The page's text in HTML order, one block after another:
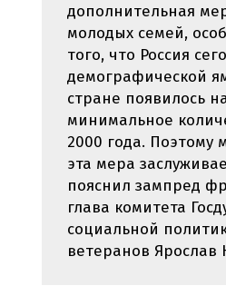
дополнительная
молодых семей,
того, что Россия
демографической
стране появилось
минимальное
2000 года. Поэтому
эта мера
пояснил зампред
глава комитета
социальной
ветеранов Ярослав